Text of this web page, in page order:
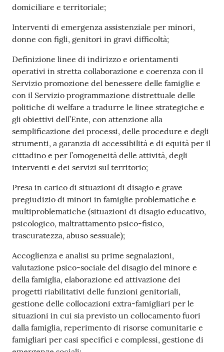
domiciliare e territoriale;
Interventi di emergenza assistenziale per minori,
donne con figli, genitori in gravi difficoltà;
Definizione linee di indirizzo e orientamenti
operativi in stretta collaborazione e coerenza con il
Servizio promozione del benessere delle famiglie e
con il Servizio programmazione distrettuale delle
politiche di welfare a tradurre le linee strategiche e
gli obiettivi dell’Ente, con attenzione alla
semplificazione dei processi, delle procedure e degli
strumenti, a garanzia di accessibilità e di equità per il
cittadino e per l’omogeneità delle attività, degli
interventi e dei servizi sul territorio;
Presa in carico di situazioni di disagio e grave
pregiudizio di minori in famiglie problematiche e
multiproblematiche (situazioni di disagio educativo,
psicologico, maltrattamento psico-fisico,
trascuratezza, abuso sessuale);
Accoglienza e analisi su prime segnalazioni,
valutazione psico-sociale del disagio del minore e
della famiglia, elaborazione ed attivazione dei
progetti riabilitativi delle funzioni genitoriali,
gestione delle collocazioni extra-famigliari per le
situazioni in cui sia previsto un collocamento fuori
dalla famiglia, reperimento di risorse comunitarie e
famigliari per casi specifici e complessi, gestione di